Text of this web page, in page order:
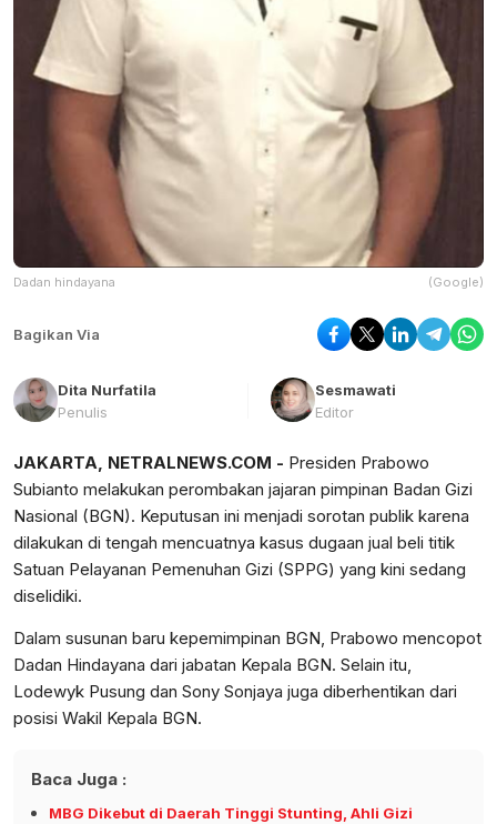
Dadan hindayana (Google)
Bagikan Via
Dita Nurfatila
Penulis
Sesmawati
Editor
JAKARTA, NETRALNEWS.COM - Presiden Prabowo
Subianto melakukan perombakan jajaran pimpinan Badan Gizi
Nasional (BGN). Keputusan ini menjadi sorotan publik karena
dilakukan di tengah mencuatnya kasus dugaan jual beli titik
Satuan Pelayanan Pemenuhan Gizi (SPPG) yang kini sedang
diselidiki.
Dalam susunan baru kepemimpinan BGN, Prabowo mencopot
Dadan Hindayana dari jabatan Kepala BGN. Selain itu,
Lodewyk Pusung dan Sony Sonjaya juga diberhentikan dari
posisi Wakil Kepala BGN.
Baca Juga :
MBG Dikebut di Daerah Tinggi Stunting, Ahli Gizi